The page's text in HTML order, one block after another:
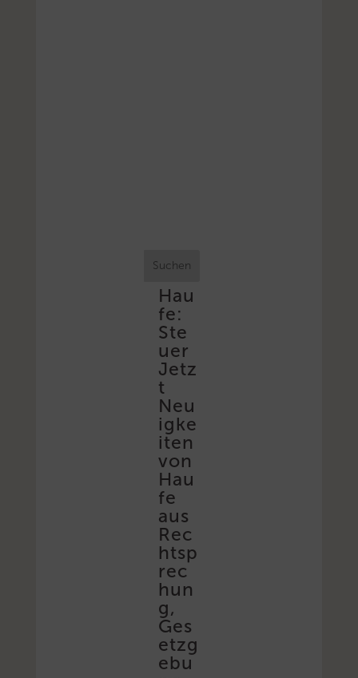
Suchen
Hau
fe:
Ste
uer
Jetz
t
Neu
igke
iten
von
Hau
fe
aus
Rec
htsp
rec
hun
g,
Ges
etzg
ebu